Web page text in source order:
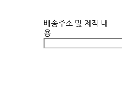
배송주소 및 제작 내
용